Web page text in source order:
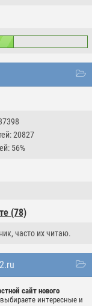
20827
56%
(78)
часто их читаю.
сайт нового
интересные и